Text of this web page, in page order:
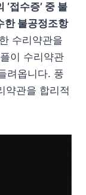
접수증’ 중 불
한 불공정조항
수리약관을
이 수리약관
려옵니다. 풍
약관을 합리적